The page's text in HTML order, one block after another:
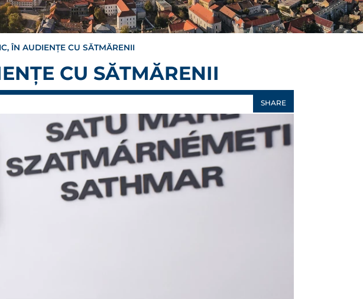
ÎN AUDIENȚE CU SĂTMĂRENII
CU SĂTMĂRENII
SHARE